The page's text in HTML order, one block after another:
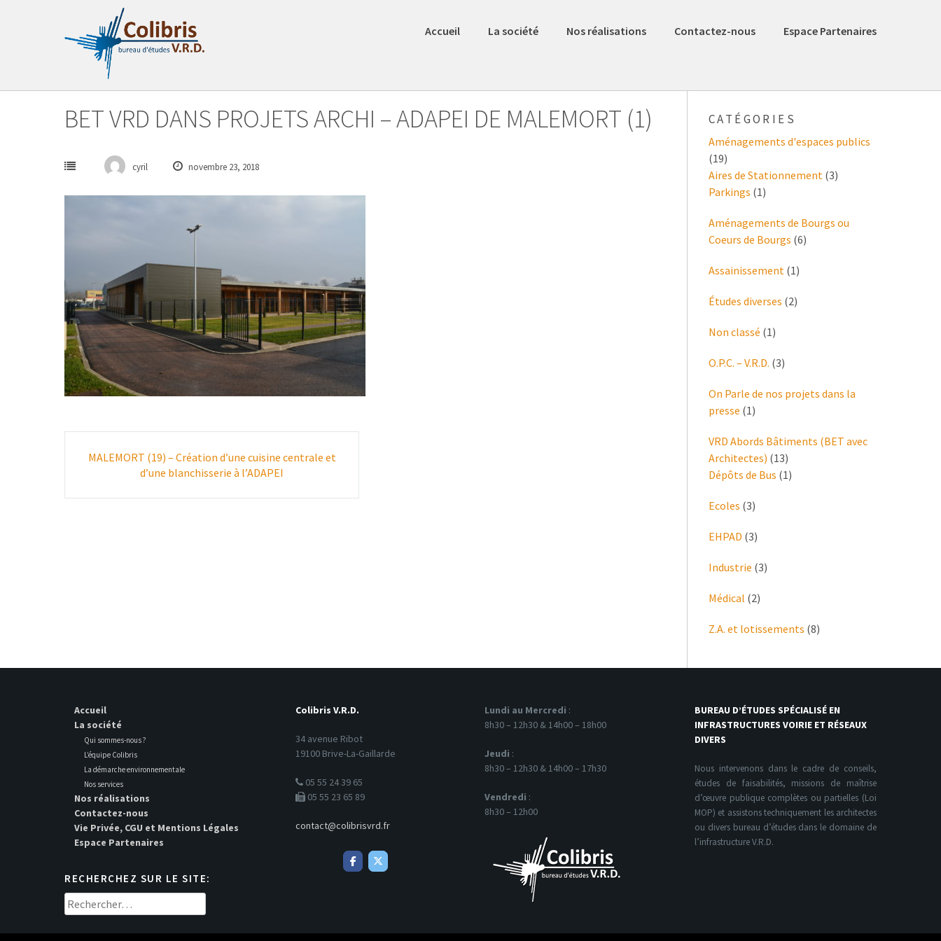
Accueil La société Nos réalisations Contactez-nous Espace Partenaires
BET VRD DANS PROJETS ARCHI – ADAPEI DE MALEMORT (1)
cyril novembre 23, 2018
navigation
MALEMORT (19) – Création d’une cuisine centrale et
d’une blanchisserie à l’ADAPEI
CATÉGORIES
Aménagements d'espaces publics
(19)
Aires de Stationnement (3)
Parkings (1)
Aménagements de Bourgs ou
Coeurs de Bourgs (6)
Assainissement (1)
Études diverses (2)
Non classé (1)
O.P.C. – V.R.D. (3)
On Parle de nos projets dans la
presse (1)
VRD Abords Bâtiments (BET avec
Architectes) (13)
Dépôts de Bus (1)
Ecoles (3)
EHPAD (3)
Industrie (3)
Médical (2)
Z.A. et lotissements (8)
Accueil
La société
Qui sommes-nous ?
L’équipe Colibris
La démarche environnementale
Nos services
Nos réalisations
Contactez-nous
Vie Privée, CGU et Mentions Légales
Espace Partenaires
RECHERCHEZ SUR LE SITE:
Rechercher :
Colibris V.R.D.
34 avenue Ribot
19100 Brive-La-Gaillarde
05 55 24 39 65
05 55 23 65 89
contact@colibrisvrd.fr
Lundi au Mercredi :
8h30 – 12h30 & 14h00 – 18h00
Jeudi :
8h30 – 12h30 & 14h00 – 17h30
Vendredi :
8h30 – 12h00
BUREAU D’ÉTUDES SPÉCIALISÉ EN
INFRASTRUCTURES VOIRIE ET RÉSEAUX
DIVERS
Nous intervenons dans le cadre de conseils,
études de faisabilités, missions de maîtrise
d’œuvre publique complètes ou partielles (Loi
MOP) et assistons techniquement les architectes
ou divers bureau d’études dans le domaine de
l’infrastructure V.R.D.